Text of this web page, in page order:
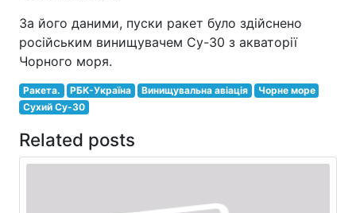
За його даними, пуски ракет було здійснено
російським винищувачем Су-30 з акваторії
Чорного моря.
Ракета. РБК-Україна Винищувальна авіація
Чорне море
Сухий Су-30
Related posts